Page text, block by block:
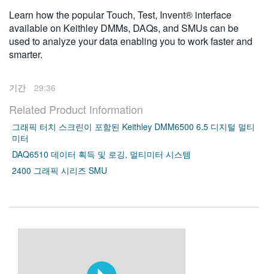
Learn how the popular Touch, Test, Invent® interface
available on Keithley DMMs, DAQs, and SMUs can be
used to analyze your data enabling you to work faster and
smarter.
기간 29:36
Related Product Information
그래픽 터치 스크린이 포함된 Keithley DMM6500 6.5 디지털 멀티
미터
DAQ6510 데이터 획득 및 로깅, 멀티미터 시스템
2400 그래픽 시리즈 SMU